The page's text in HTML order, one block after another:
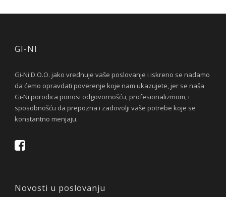
GI-NI
Gi-Ni D.O.O. jako vrednuje vaše poslovanje i iskreno se nadamo
da ćemo opravdati poverenje koje nam ukazujete, jer se naša
Gi-Ni porodica ponosi odgovornošću, profesionalizmom, i
sposobnošću da prepozna i zadovolji vaše potrebe koje se
konstantno menjaju.
Novosti u poslovanju